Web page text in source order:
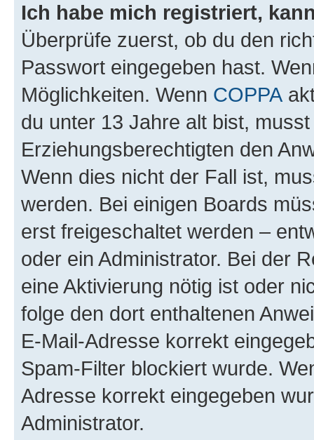
Ich habe mich registriert,
Überprüfe zuerst, ob du den
Passwort eingegeben hast.
Möglichkeiten. Wenn COPPA
du unter 13 Jahre alt bist,
Erziehungsberechtigten den
Wenn dies nicht der Fall ist,
werden. Bei einigen Boards
erst freigeschaltet werden –
oder ein Administrator. Bei der
eine Aktivierung nötig ist oder
folge den dort enthaltenen
E-Mail-Adresse korrekt
Spam-Filter blockiert wurde.
Adresse korrekt eingegeben
Administrator.